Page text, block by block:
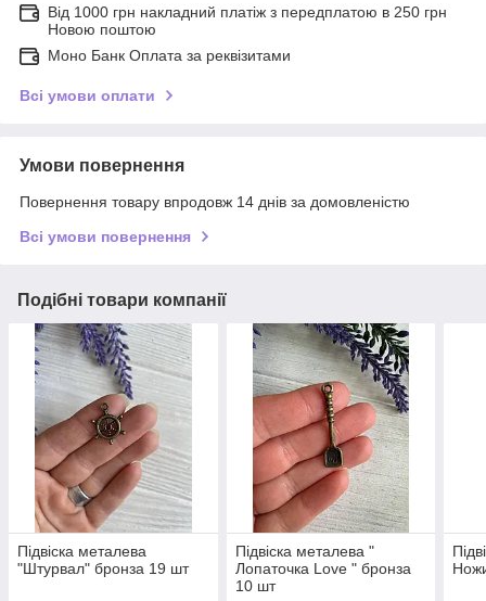
Від 1000 грн накладний платіж з передплатою в 250 грн
Новою поштою
Моно Банк Оплата за реквізитами
Всі умови оплати
Умови повернення
Повернення товару впродовж 14 днів за домовленістю
Всі умови повернення
Подібні товари компанії
Підвіска металева
"Штурвал" бронза 19 шт
Підвіска металева "
Лопаточка Love " бронза
10 шт